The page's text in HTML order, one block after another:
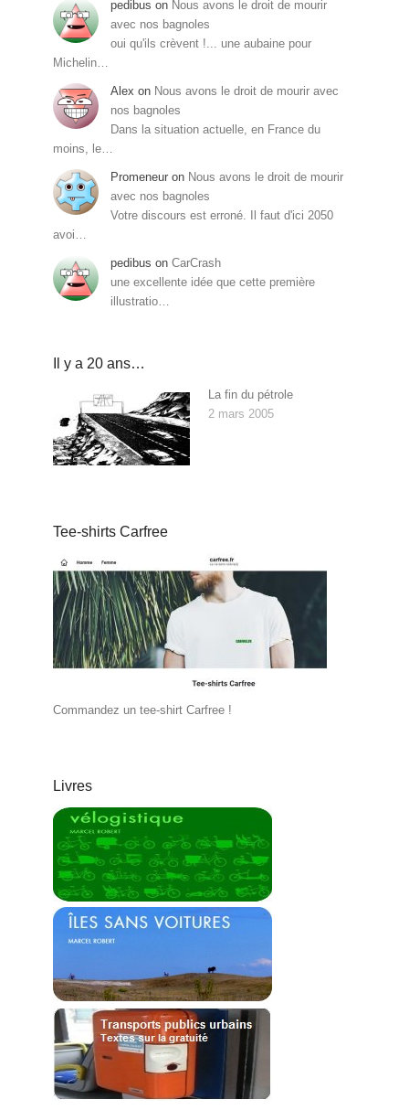
pedibus on Nous avons le droit de mourir
avec nos bagnoles
oui qu'ils crèvent !... une aubaine pour
Michelin…
Alex on Nous avons le droit de mourir avec
nos bagnoles
Dans la situation actuelle, en France du
moins, le…
Promeneur on Nous avons le droit de mourir
avec nos bagnoles
Votre discours est erroné. Il faut d'ici 2050
avoi…
pedibus on CarCrash
une excellente idée que cette première
illustratio…
Il y a 20 ans…
La fin du pétrole
2 mars 2005
Tee-shirts Carfree
Commandez un tee-shirt Carfree !
Livres